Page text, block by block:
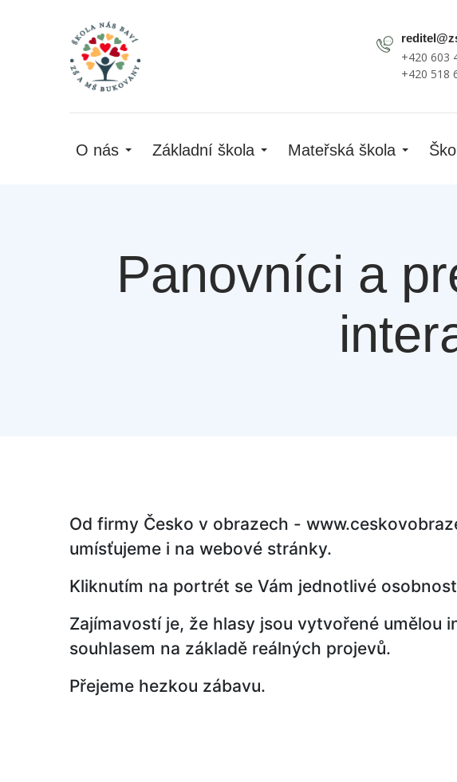
+420 603
+420 518
O nás Základní škola Mateřská škola
Panovníci a
Od firmy Česko v obrazech -
umísťujeme i na webové stránky.
Kliknutím na portrét se Vám jednotlivé
Zajímavostí je, že hlasy jsou vytvořené
souhlasem na základě reálných projevů.
Přejeme hezkou zábavu.